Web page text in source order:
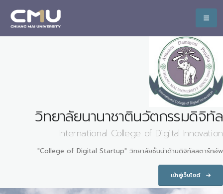
วิทยาลัยนานาชาตินวัตกรรมดิจิทัล
International College of Digital Innovation
"College of Digital Startup" วิทยาลัยชั้นนำด้านดิจิทัลสตาร์ทอัพ
เข้าสู่เว็บไซต์